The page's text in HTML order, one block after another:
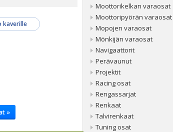
kaverille
»
Moottorikelkan varaosat
Moottoripyörän varaosat
Mopojen varaosat
Mönkijän varaosat
Navigaattorit
Perävaunut
Projektit
Racing osat
Rengassarjat
Renkaat
Talvirenkaat
Tuning osat